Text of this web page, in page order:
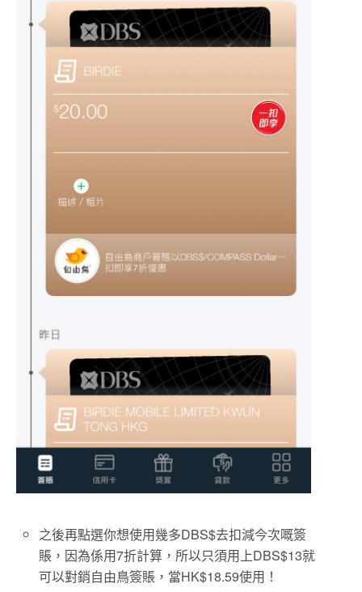
之後再點選你想使用幾多DBS$去扣減今次嘅簽
賬，因為係用7折計算，所以只須用上DBS$13就
可以對銷自由鳥簽賬，當HK$18.59使用！